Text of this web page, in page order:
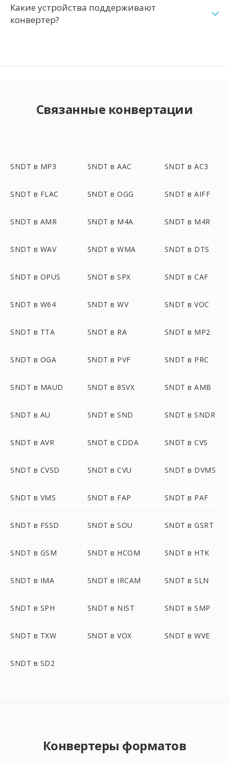
Какие устройства поддерживают
конвертер?
Связанные конвертации
SNDT в MP3 SNDT в AAC SNDT в AC3
SNDT в FLAC SNDT в OGG SNDT в AIFF
SNDT в AMR SNDT в M4A SNDT в M4R
SNDT в WAV SNDT в WMA SNDT в DTS
SNDT в OPUS SNDT в SPX SNDT в CAF
SNDT в W64 SNDT в WV SNDT в VOC
SNDT в TTA SNDT в RA SNDT в MP2
SNDT в OGA SNDT в PVF SNDT в PRC
SNDT в MAUD SNDT в 8SVX SNDT в AMB
SNDT в AU SNDT в SND SNDT в SNDR
SNDT в AVR SNDT в CDDA SNDT в CVS
SNDT в CVSD SNDT в CVU SNDT в DVMS
SNDT в VMS SNDT в FAP SNDT в PAF
SNDT в FSSD SNDT в SOU SNDT в GSRT
SNDT в GSM SNDT в HCOM SNDT в HTK
SNDT в IMA SNDT в IRCAM SNDT в SLN
SNDT в SPH SNDT в NIST SNDT в SMP
SNDT в TXW SNDT в VOX SNDT в WVE
SNDT в SD2
Конвертеры форматов